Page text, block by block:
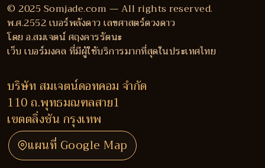
© 2025 Somjade.com — All rights reserved.
พ.ศ.2552 เบอร์พลังดาว เลขศาสตร์ดวงดาว
โดย อ.สมเจตน์ ศฤงคารรัตนะ
เว็บ เบอร์มงคล ที่มีผู้ใช้บริการมากที่สุดในประเทศไทย
บริษัท สมเจตน์ดอทคอม จำกัด
110 ถ.พุทธมณฑลสาย1
เขตตลิ่งชัน กรุงเทพ
แผนที่ Google Map